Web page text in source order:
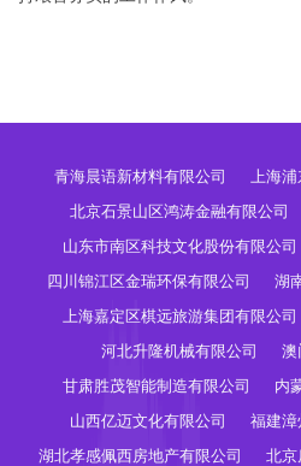
青海晨语新材料有限公司
上海浦
北京石景山区鸿涛金融有限公司
山东市南区科技文化股份有限公司
四川锦江区金瑞环保有限公司
湖
上海嘉定区棋远旅游集团有限公司
河北升隆机械有限公司
澳
甘肃胜茂智能制造有限公司
内
山西亿迈文化有限公司
福建漳
湖北孝感佩西房地产有限公司
北京